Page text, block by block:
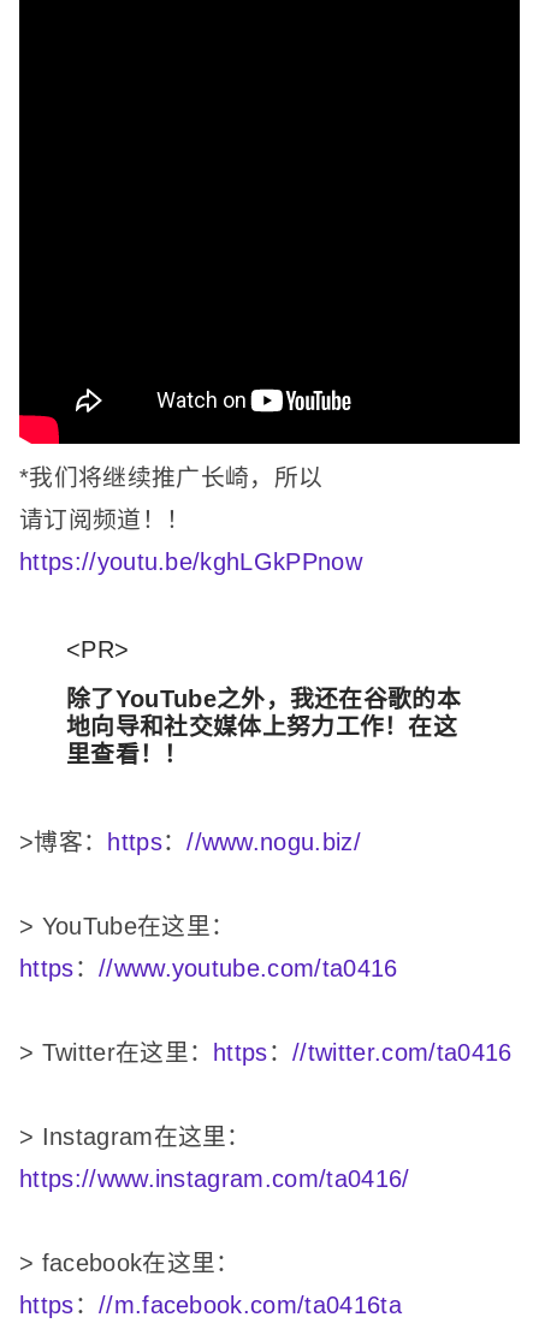
*我们将继续推广长崎，所以
请订阅频道！
！
https://youtu.be/kghLGkPPnow
<PR>
除了YouTube之外，我还在谷歌的本
地向导和社交媒体上努力工作！在这
里查看！
！
>博客： https：//www.nogu.biz/
> YouTube在这里：
https： //www.youtube.com/ta0416
> Twitter在这里： https：//twitter.com/ta0416
> Instagram在这里：
https://www.instagram.com/ta0416/
> facebook在这里：
https： //m.facebook.com/ta0416ta